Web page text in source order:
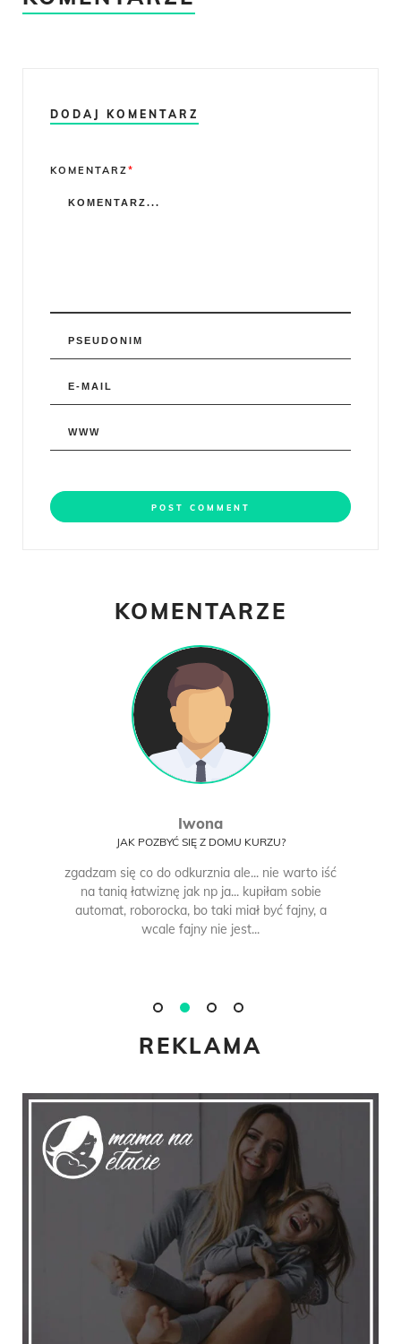
DODAJ KOMENTARZ
Comment
KOMENTARZ*
KOMENTARZE
Iwona
JAK POZBYĆ SIĘ Z DOMU KURZU?
zgadzam się co do odkurznia ale... nie warto iść
na tanią łatwiznę jak np ja... kupiłam sobie
automat, roborocka, bo taki miał być fajny, a
wcale fajny nie jest...
REKLAMA